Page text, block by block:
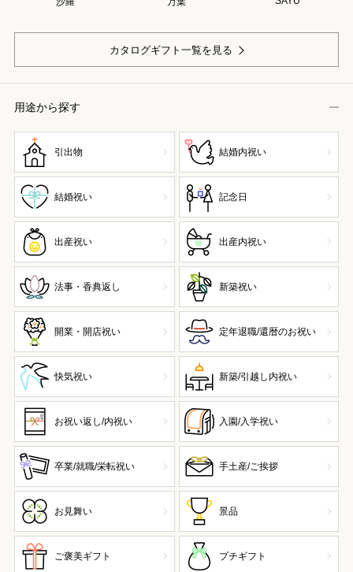
カタログギフト一覧を見る
用途から探す
引出物 結婚内祝い
結婚祝い 記念日
出産祝い 出産内祝い
法事・香典返し 新築祝い
開業・開店祝い 定年退職/還暦のお祝い
快気祝い 新築/引越し内祝い
お祝い返し/内祝い 入園/入学祝い
卒業/就職/栄転祝い 手土産/ご挨拶
お見舞い 景品
ご褒美ギフト プチギフト